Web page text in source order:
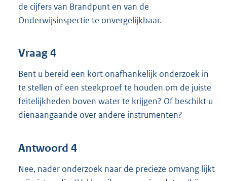
de cijfers van Brandpunt en van de
Onderwijsinspectie te onvergelijkbaar.
Vraag 4
Bent u bereid een kort onafhankelijk onderzoek in
te stellen of een steekproef te houden om de juiste
feitelijkheden boven water te krijgen? Of beschikt u
dienaangaande over andere instrumenten?
Antwoord 4
Nee, nader onderzoek naar de precieze omvang lijkt